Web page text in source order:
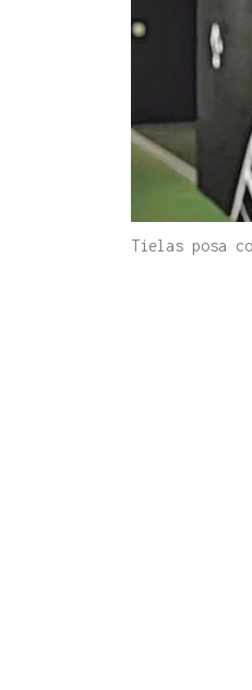
Tielas posa